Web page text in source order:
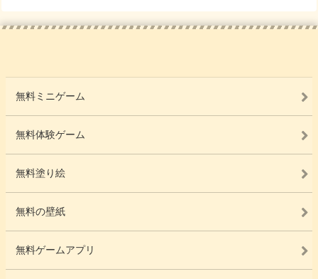
無料ミニゲーム
無料体験ゲーム
無料塗り絵
無料の壁紙
無料ゲームアプリ